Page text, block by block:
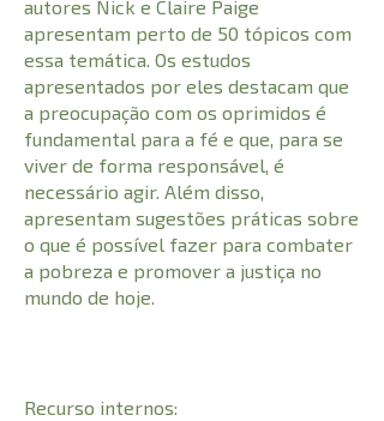
autores Nick e Claire Paige
apresentam perto de 50 tópicos com
essa temática. Os estudos
apresentados por eles destacam que
a preocupação com os oprimidos é
fundamental para a fé e que, para se
viver de forma responsável, é
necessário agir. Além disso,
apresentam sugestões práticas sobre
o que é possível fazer para combater
a pobreza e promover a justiça no
mundo de hoje.
Recurso internos: